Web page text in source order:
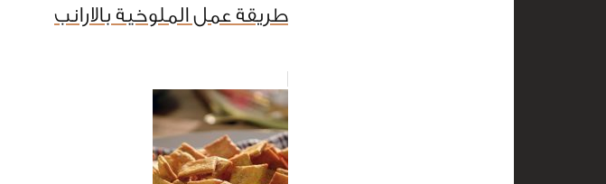
طريقة عمل الملوخية بالارانب